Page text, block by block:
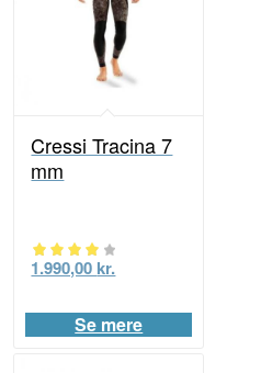
Cressi Tracina 7
mm
Vurderet
ud af 5
1.990,00 kr.
Se mere